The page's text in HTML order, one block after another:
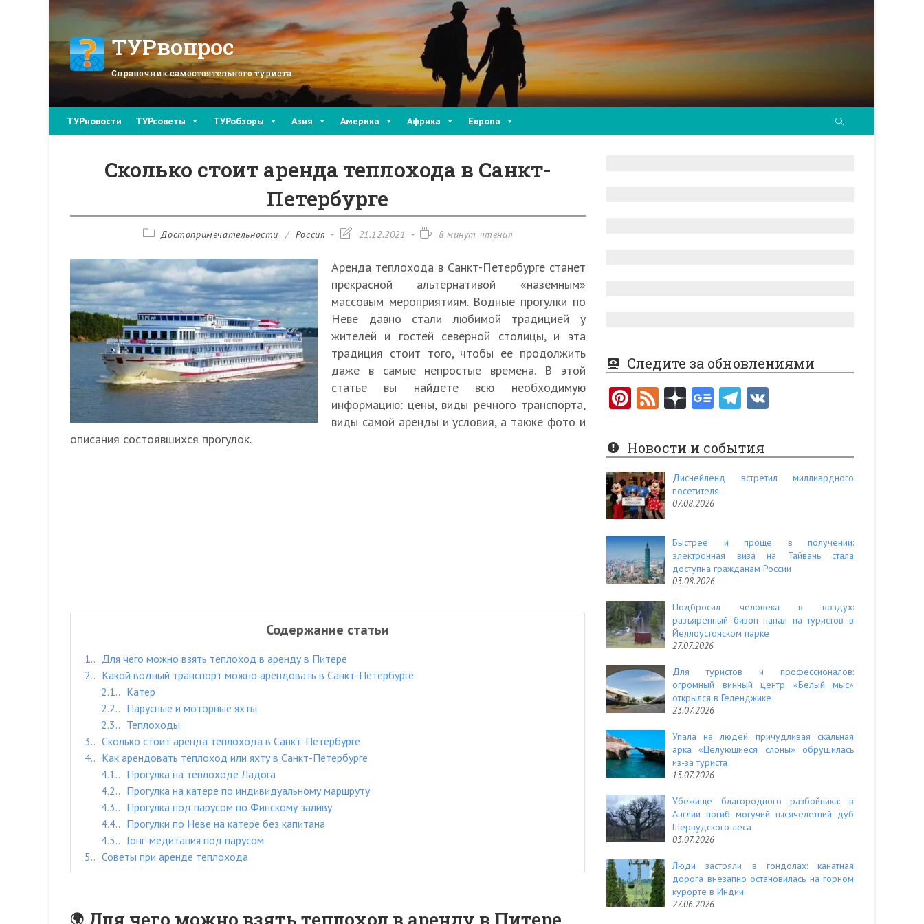
ТУРвопрос
Справочник самостоятельного туриста
ТУРновости ТУРсоветы ТУРобзоры Азия Америка Африка Европа
Сколько стоит аренда теплохода в Санкт-
Петербурге
РубрикаДостопримечательности / Россия
Запись21.12.2021
Время8 минут чтения
Аренда теплохода в Санкт-Петербурге станет
прекрасной альтернативой «наземным»
массовым мероприятиям. Водные прогулки по
Неве давно стали любимой традицией у
жителей и гостей северной столицы, и эта
традиция стоит того, чтобы ее продолжить
даже в самые непростые времена. В этой
статье вы найдете всю необходимую
информацию: цены, виды речного транспорта,
виды самой аренды и условия, а также фото и
описания состоявшихся прогулок.
Содержание статьи
1.
Для чего можно взять теплоход в аренду в Питере
2.
Какой водный транспорт можно арендовать в Санкт-Петербурге
2.1.
Катер
2.2.
Парусные и моторные яхты
2.3.
Теплоходы
3.
Сколько стоит аренда теплохода в Санкт-Петербурге
4.
Как арендовать теплоход или яхту в Санкт-Петербурге
4.1.
Прогулка на теплоходе Ладога
4.2.
Прогулка на катере по индивидуальному маршруту
4.3.
Прогулка под парусом по Финскому заливу
4.4.
Прогулки по Неве на катере без капитана
4.5.
Гонг-медитация под парусом
5.
Советы при аренде теплохода
Для чего можно взять теплоход в аренду в Питере
Следите за обновлениями
Pi
er
es
t
F
e
d
Новости и события
Диснейленд встретил миллиардного
посетителя
07.08.2026
Быстрее и проще в получении:
электронная виза на Тайвань стала
доступна гражданам России
03.08.2026
Подбросил человека в воздух:
разъярённый бизон напал на туристов в
Йеллоустонском парке
27.07.2026
Для туристов и профессионалов:
огромный винный центр «Белый мыс»
открылся в Геленджике
23.07.2026
Упала на людей: причудливая скальная
арка «Целующиеся слоны» обрушилась
из-за туриста
13.07.2026
Убежище благородного разбойника: в
Англии погиб могучий тысячелетний дуб
Шервудского леса
03.07.2026
Люди застряли в гондолах: канатная
дорога внезапно остановилась на горном
курорте в Индии
27.06.2026